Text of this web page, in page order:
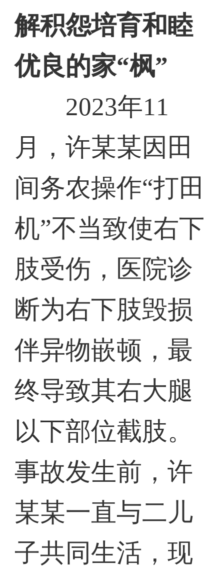
解积怨培育和睦
优良的家“枫”
2023年11
月，许某某因田
间务农操作“打田
机”不当致使右下
肢受伤，医院诊
断为右下肢毁损
伴异物嵌顿，最
终导致其右大腿
以下部位截肢。
事故发生前，许
某某一直与二儿
子共同生活，现